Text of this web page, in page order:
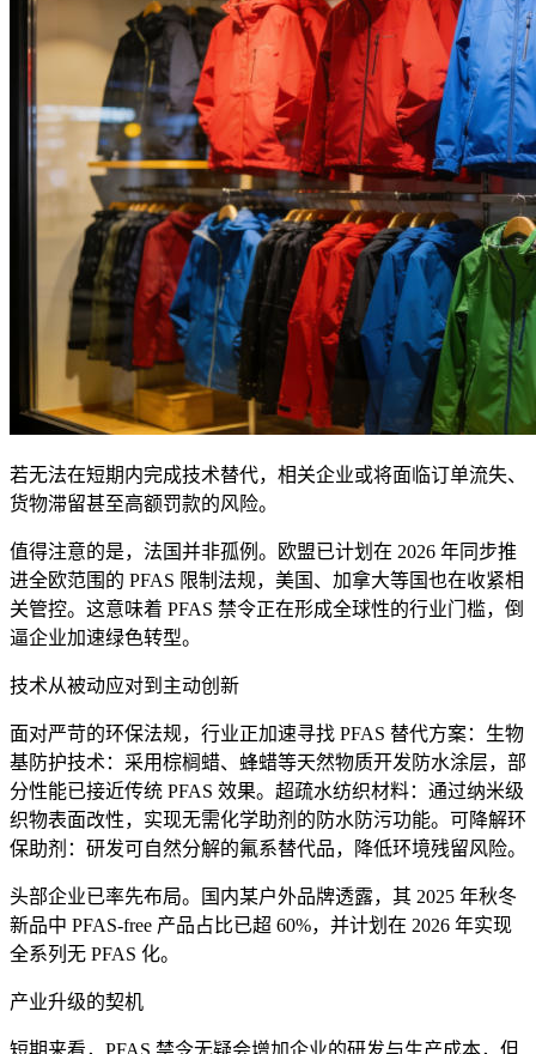
若无法在短期内完成技术替代，相关企业或将面临订单流失、
货物滞留甚至高额罚款的风险。
值得注意的是，法国并非孤例。欧盟已计划在 2026 年同步推
进全欧范围的 PFAS 限制法规，美国、加拿大等国也在收紧相
关管控。这意味着 PFAS 禁令正在形成全球性的行业门槛，倒
逼企业加速绿色转型。
技术从被动应对到主动创新
面对严苛的环保法规，行业正加速寻找 PFAS 替代方案：生物
基防护技术：采用棕榈蜡、蜂蜡等天然物质开发防水涂层，部
分性能已接近传统 PFAS 效果。超疏水纺织材料：通过纳米级
织物表面改性，实现无需化学助剂的防水防污功能。可降解环
保助剂：研发可自然分解的氟系替代品，降低环境残留风险。
头部企业已率先布局。国内某户外品牌透露，其 2025 年秋冬
新品中 PFAS-free 产品占比已超 60%，并计划在 2026 年实现
全系列无 PFAS 化。
产业升级的契机
短期来看，PFAS 禁令无疑会增加企业的研发与生产成本，但